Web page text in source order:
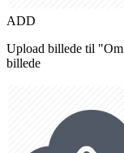
ADD
Upload billede til
billede